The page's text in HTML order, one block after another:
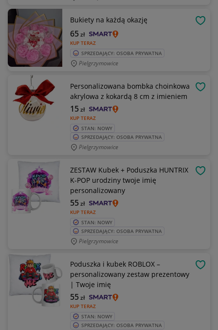
Bukiety na każdą okazję
KUP TERAZ
65zł
SPRZEDAJĄCY: OSOBA PRYWATNA
Pielgrzymowice
Personalizowana bombka choinkowa
akrylowa z kokardą 8 cm z imieniem
KUP TERAZ
15zł
STAN: NOWY
SPRZEDAJĄCY: OSOBA PRYWATNA
Pielgrzymowice
ZESTAW Kubek + Poduszka HUNTRIX
K-POP urodziny twoje imię
personalizowany
KUP TERAZ
55zł
STAN: NOWY
SPRZEDAJĄCY: OSOBA PRYWATNA
Pielgrzymowice
Poduszka i kubek ROBLOX –
personalizowany zestaw prezentowy
| Twoje imię
KUP TERAZ
55zł
STAN: NOWY
SPRZEDAJĄCY: OSOBA PRYWATNA